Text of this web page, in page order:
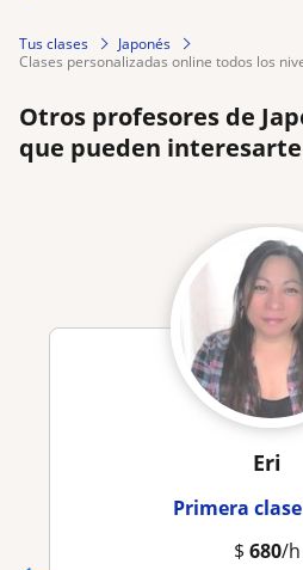
Tus clases
Japonés
clases personalizadas online todos los
Otros profesores de
que pueden interesarte
Eri
Primera
$ 680/h